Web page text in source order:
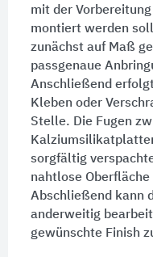
mit der
montiert werden
zunächst auf Maß
passgenaue
Anschließend
Kleben oder
Stelle. Die Fugen
sorgfältig
nahtlose
Abschließend kann
anderweitig
gewünschte Finish